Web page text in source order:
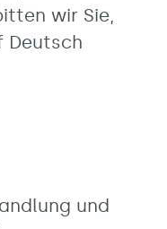
wir Sie,
Deutsch
und